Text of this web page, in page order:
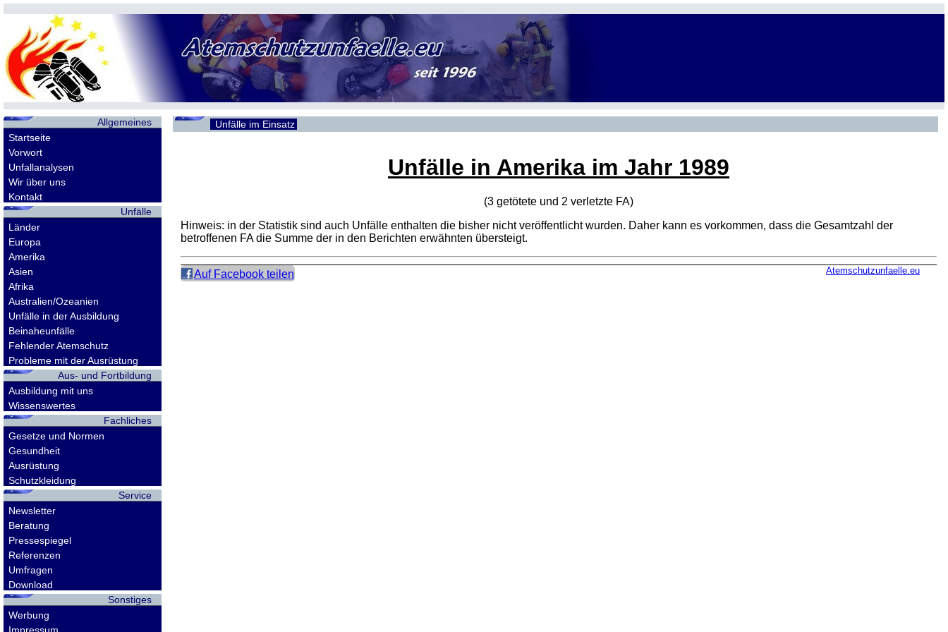
Allgemeines
Startseite
Vorwort
Unfallanalysen
Wir über uns
Kontakt
Unfälle
Länder
Europa
Amerika
Asien
Afrika
Australien/Ozeanien
Unfälle in der Ausbildung
Beinaheunfälle
Fehlender Atemschutz
Probleme mit der Ausrüstung
Aus- und Fortbildung
Ausbildung mit uns
Wissenswertes
Fachliches
Gesetze und Normen
Gesundheit
Ausrüstung
Schutzkleidung
Service
Newsletter
Beratung
Pressespiegel
Referenzen
Umfragen
Download
Sonstiges
Werbung
Unfälle im Einsatz
Unfälle in Amerika im Jahr 1989
(3 getötete und 2 verletzte FA)
Hinweis: in der Statistik sind auch Unfälle enthalten die bisher nicht veröffentlicht wurden. Daher kann es vorkommen, dass die Gesamtzahl der
betroffenen FAdie Summe der in den Berichten erwähnten übersteigt.
Auf Facebook teilen Atemschutzunfaelle.eu